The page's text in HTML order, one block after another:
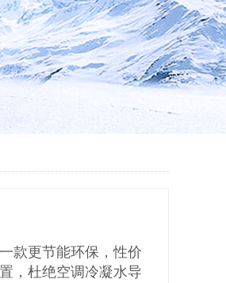
款更节能环保，性价
，杜绝空调冷凝水导